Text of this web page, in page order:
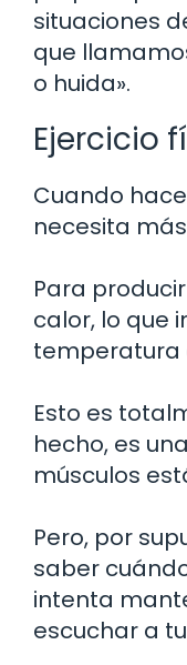
situaciones
que
o huida».
Ejercicio
Cuando
necesita
Para
calor, lo que
temperatura
Esto es
hecho, es
músculos
Pero, por
saber
intenta
escuchar a